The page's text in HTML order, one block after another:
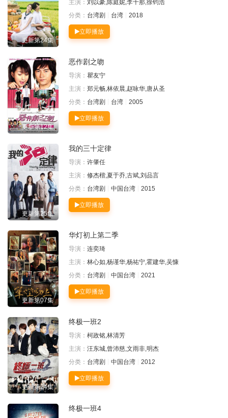
更新第24集
主演： 刘以豪,陈庭妮,李千那,徐钧浩
分类： 台湾剧 台湾 2018
立即播放
更新第12集
恶作剧之吻
导演： 瞿友宁
主演： 郑元畅,林依晨,赵咏华,唐从圣
分类： 台湾剧 台湾 2005
立即播放
更新第25集
我的三十定律
导演： 许肇任
主演： 修杰楷,夏于乔,古斌,刘品言
分类： 台湾剧 中国台湾 2015
立即播放
更新第07集
华灯初上第二季
导演： 连奕琦
主演： 林心如,杨谨华,杨祐宁,霍建华,吴慷
分类： 台湾剧 中国台湾 2021
立即播放
更新第24集
终极一班2
导演： 柯政铭,林清芳
主演： 汪东城,曾沛慈,文雨非,明杰
分类： 台湾剧 中国台湾 2012
立即播放
终极一班4